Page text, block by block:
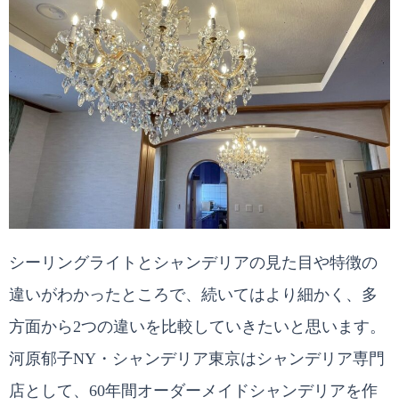
シーリングライトとシャンデリアの見た目や特徴の
違いがわかったところで、続いてはより細かく、多
方面から2つの違いを比較していきたいと思います。
河原郁子NY・シャンデリア東京はシャンデリア専門
店として、60年間オーダーメイドシャンデリアを作